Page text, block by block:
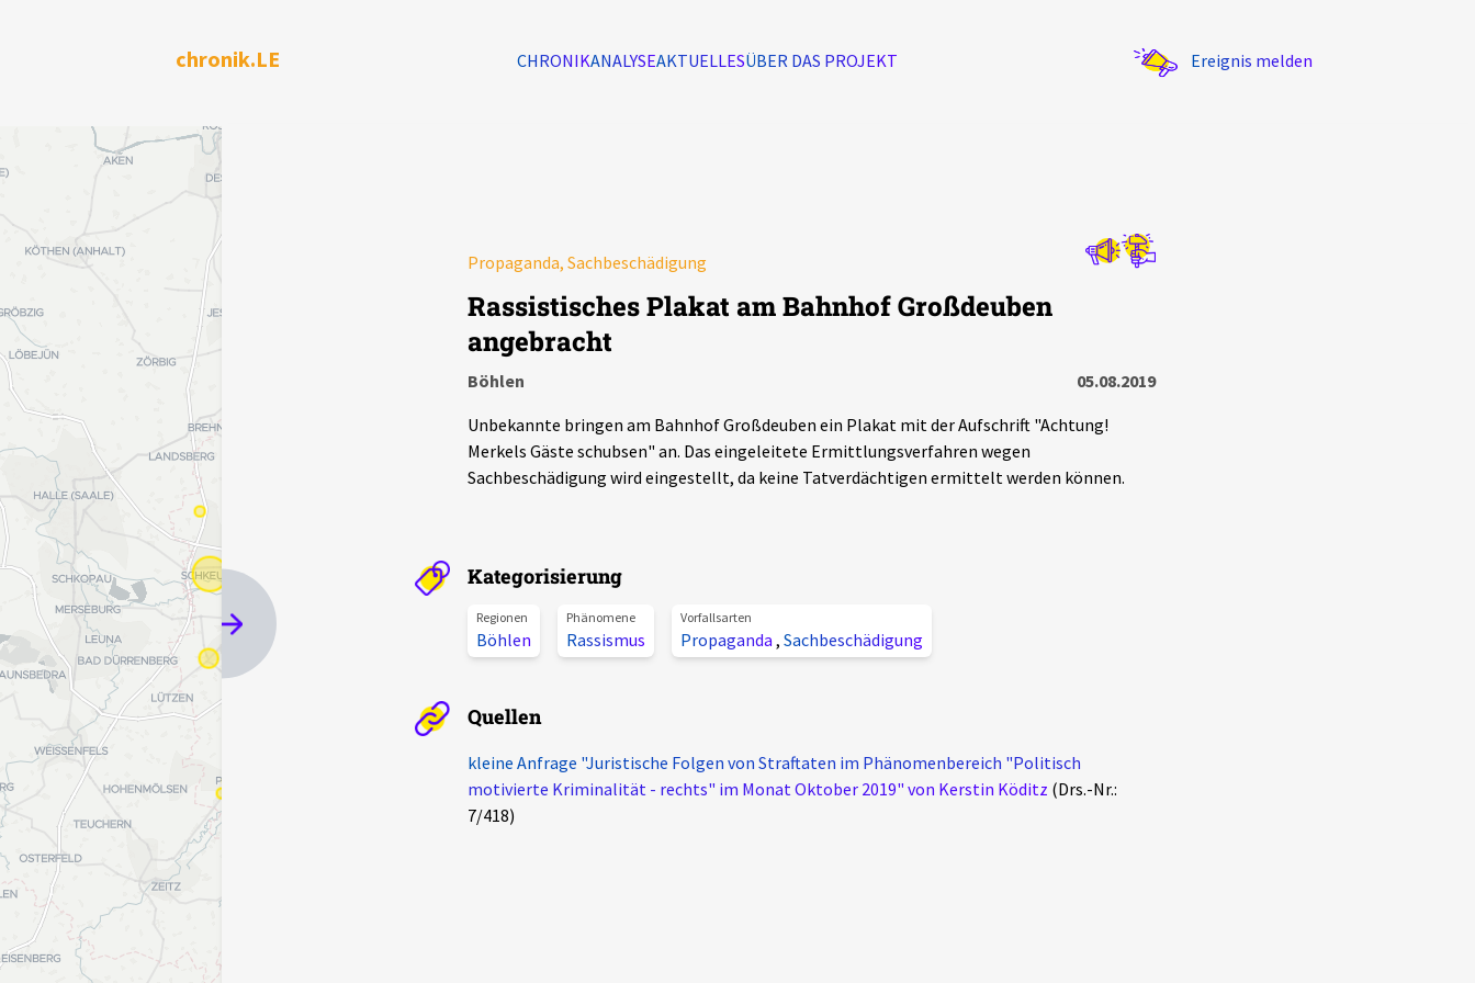
chronik.LE CHRONIKANALYSEAKTUELLESÜBER DAS PROJEKT Ereignis melden
Propaganda, Sachbeschädigung
Rassistisches Plakat am Bahnhof Großdeuben
angebracht
Böhlen
05.08.2019
Unbekannte bringen am Bahnhof Großdeuben ein Plakat mit der Aufschrift "Achtung!
Merkels Gäste schubsen" an. Das eingeleitete Ermittlungsverfahren wegen
Sachbeschädigung wird eingestellt, da keine Tatverdächtigen ermittelt werden können.
Kategorisierung
Regionen
Böhlen
Phänomene
Rassismus
Vorfallsarten
Propaganda , Sachbeschädigung
Quellen
kleine Anfrage "Juristische Folgen von Straftaten im Phänomenbereich "Politisch
motivierte Kriminalität - rechts" im Monat Oktober 2019" von Kerstin Köditz (Drs.-Nr.:
7/418)
Ereignisse Statistik